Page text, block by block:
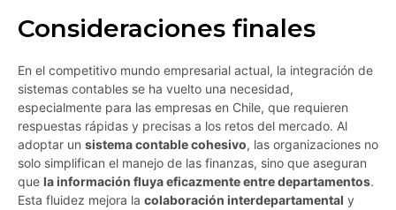
Consideraciones finales
En el competitivo mundo empresarial actual, la integración de
sistemas contables se ha vuelto una necesidad,
especialmente para las empresas en Chile, que requieren
respuestas rápidas y precisas a los retos del mercado. Al
adoptar un sistema contable cohesivo, las organizaciones no
solo simplifican el manejo de las finanzas, sino que aseguran
que la información fluya eficazmente entre departamentos.
Esta fluidez mejora la colaboración interdepartamental y